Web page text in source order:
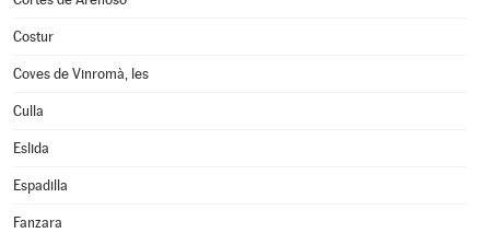
Costur
Coves de Vinromà, les
Culla
Eslida
Espadilla
Fanzara